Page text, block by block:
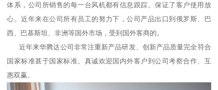
体系，公司所销售的每一台风机都有信息跟踪。保证了客户使用放
心。近年来在公司所有员工的努力下，公司产品出口到俄罗斯、巴
西、巴基斯坦、非洲等国外市场，受到国外客商的。
近年来华腾达公司非常注重新产品研发、创新产品质量完全符合
国家标准甚于国家标准。真诚欢迎国内外客户到公司考察合作、互
惠双赢。